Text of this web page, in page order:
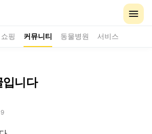
쇼핑 커뮤니티 동물병원 서비스
입니다